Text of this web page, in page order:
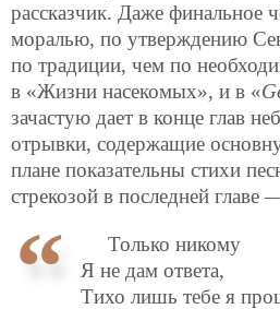
рассказчик. Даже финальное
моралью, по утверждению
по традиции, чем по
в «Жизни насекомых», и в «
зачастую дает в конце глав
отрывки, содержащие
плане показательны стихи
стрекозой в последней
Только никому
Я не дам ответа,
Тихо лишь тебе я